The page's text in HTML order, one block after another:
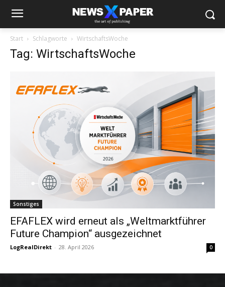
Start Schlagworte WirtschaftsWoche
Tag: WirtschaftsWoche
Sonstiges
EFAFLEX wird erneut als „Weltmarktführer
Future Champion“ ausgezeichnet
LogRealDirekt - 28. April 2026 0